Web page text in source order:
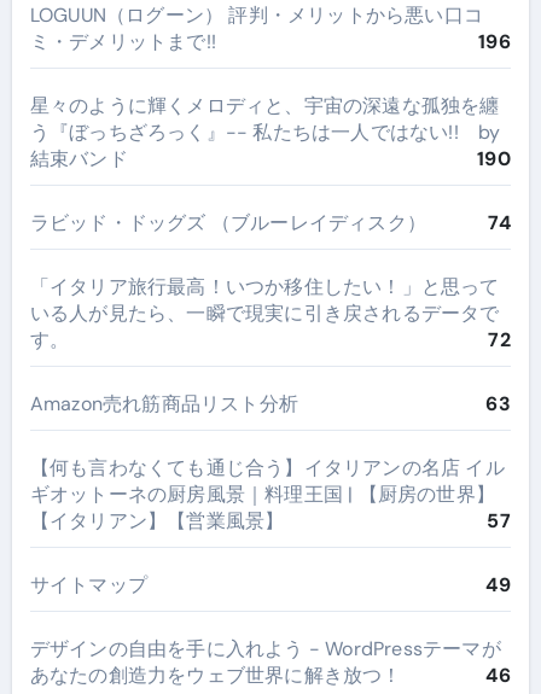
LOGUUN（ログーン） 評判・メリットから悪い口コ
ミ・デメリットまで!!
196
星々のように輝くメロディと、宇宙の深遠な孤独を纏
う『ぼっちざろっく』-- 私たちは一人ではない!! by
結束バンド
190
ラビッド・ドッグズ （ブルーレイディスク） 74
​「イタリア旅行最高！いつか移住したい！」と思って
いる人が見たら、一瞬で現実に引き戻されるデータで
す。
72
Amazon売れ筋商品リスト分析 63
【何も言わなくても通じ合う】イタリアンの名店 イル
ギオットーネの厨房風景｜料理王国 | 【厨房の世界】
【イタリアン】【営業風景】
57
サイトマップ 49
デザインの自由を手に入れよう - WordPressテーマが
あなたの創造力をウェブ世界に解き放つ！
46